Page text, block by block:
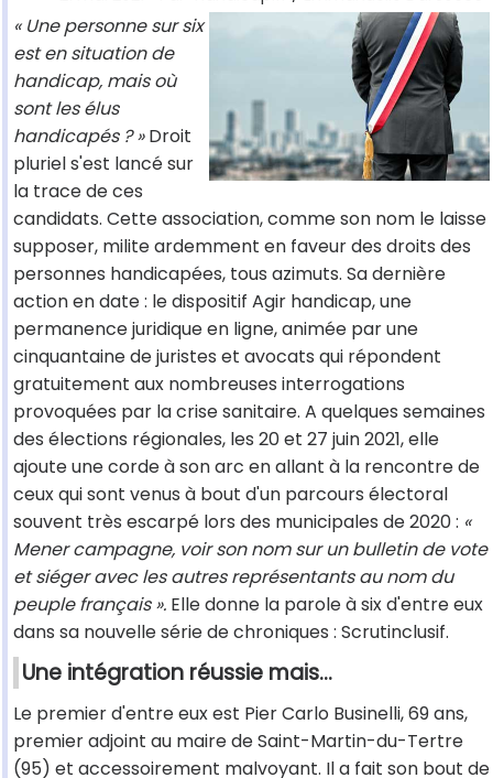
« Une personne sur six
est en situation de
handicap, mais où
sont les élus
handicapés ? »Droit
pluriel s'est lancé sur
la trace de ces
candidats. Cette association, comme son nom le laisse
supposer, milite ardemment en faveur des droits des
personnes handicapées, tous azimuts. Sa dernière
action en date : le dispositif Agir handicap, une
permanence juridique en ligne, animée par une
cinquantaine de juristes et avocats qui répondent
gratuitement aux nombreuses interrogations
provoquées par la crise sanitaire. A quelques semaines
des élections régionales, les 20 et 27 juin 2021, elle
ajoute une corde à son arc en allant à la rencontre de
ceux qui sont venus à bout d'un parcours électoral
souvent très escarpé lors des municipales de 2020 : «
Mener campagne, voir son nom sur un bulletin de vote
et siéger avec les autres représentants au nom du
peuple français ». Elle donne la parole à six d'entre eux
dans sa nouvelle série de chroniques : Scrutinclusif.
Une intégration réussie mais…
Le premier d'entre eux est Pier Carlo Businelli, 69 ans,
premier adjoint au maire de Saint-Martin-du-Tertre
(95) et accessoirement malvoyant. Il a fait son bout de